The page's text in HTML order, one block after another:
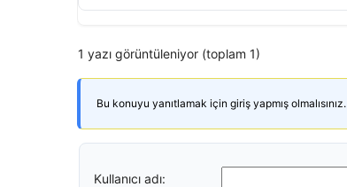
1 yazı görüntüleniyor (toplam 1)
Bu konuyu yanıtlamak için giriş yapmış olmalısınız.
Kullanıcı adı: